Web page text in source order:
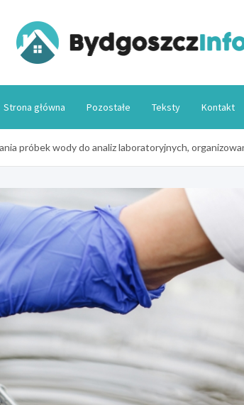
Strona główna Pozostałe Teksty Kontakt
próbek wody do analiz laboratoryjnych,